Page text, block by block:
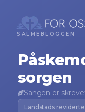
SALMEBLOGGEN
sorgen
Sangen er
Landstads